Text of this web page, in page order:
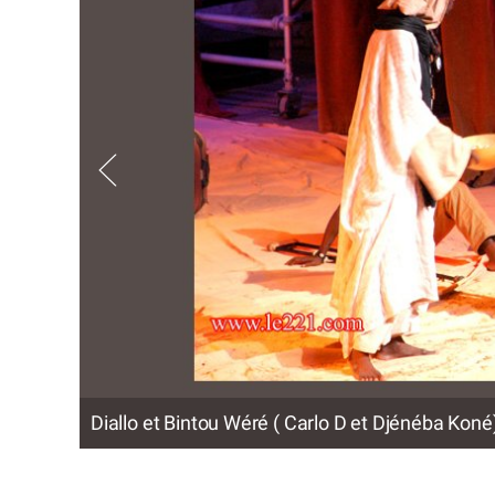
Diallo et Bintou Wéré ( Carlo D et Djénéba